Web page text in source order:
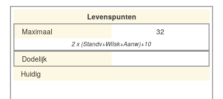
Levenspunten
Maximaal
32
2 x (Standv+Wilsk+Aanw)+10
Dodelijk
Huidig